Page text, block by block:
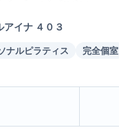
イナ ４０３
ナルピラティス 完全個室